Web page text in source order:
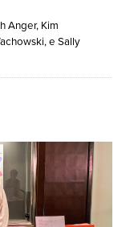
Anger, Kim
e Sally